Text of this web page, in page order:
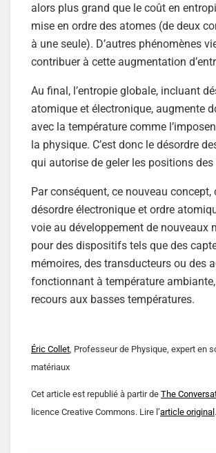
alors plus grand que le coût en
mise en ordre des atomes (de deux
à une seule). D’autres phénomènes
contribuer à cette augmentation
Au final, l’entropie globale, incluant
atomique et électronique, augmente
avec la température comme
la physique. C’est donc le désordre
qui autorise de geler les positions
Par conséquent, ce nouveau
désordre électronique et ordre
voie au développement de nouveaux
pour des dispositifs tels que des
mémoires, des transducteurs ou des
fonctionnant à température
recours aux basses températures.
Éric Collet , Professeur de Physique, expert en
matériaux
Cet article est republié à partir de The
licence Creative Commons. Lire l’article original .